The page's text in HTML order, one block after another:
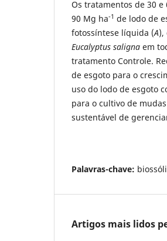
Os tratamentos de 30 e
90 Mg ha-1 de lodo de
fotossíntese líquida (A),
Eucalyptus saligna em
tratamento Controle.
de esgoto para o
uso do lodo de esgoto
para o cultivo de
sustentável de
Palavras-chave:
Artigos mais lidos